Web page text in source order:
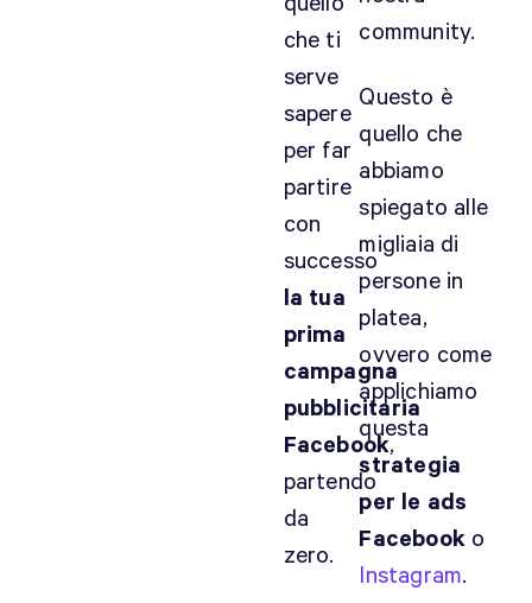
che ti
serve
sapere
per far
partire
con
successo
la tua
prima
campagna
pubblicitaria
Facebook,
partendo
da
zero.
community.
Questo è
quello che
abbiamo
spiegato alle
migliaia di
persone in
platea,
ovvero come
applichiamo
questa
strategia
per le ads
Facebook o
Instagram.